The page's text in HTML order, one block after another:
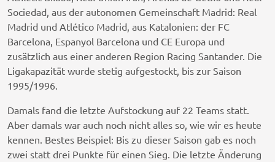
Sociedad, aus der autonomen Gemeinschaft Madrid: Real
Madrid und Atlético Madrid, aus Katalonien: der FC
Barcelona, Espanyol Barcelona und CE Europa und
zusätzlich aus einer anderen Region Racing Santander. Die
Ligakapazität wurde stetig aufgestockt, bis zur Saison
1995/1996.
Damals fand die letzte Aufstockung auf 22 Teams statt.
Aber damals war auch noch nicht alles so, wie wir es heute
kennen. Bestes Beispiel: Bis zu dieser Saison gab es noch
zwei statt drei Punkte für einen Sieg. Die letzte Änderung